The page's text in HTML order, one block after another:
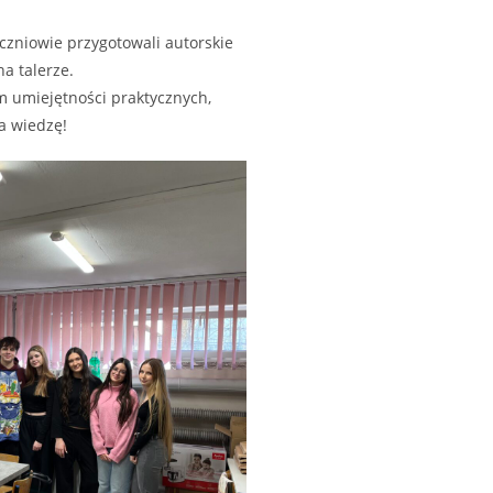
przygotowali autorskie
talerze.
umiejętności praktycznych,
wiedzę!